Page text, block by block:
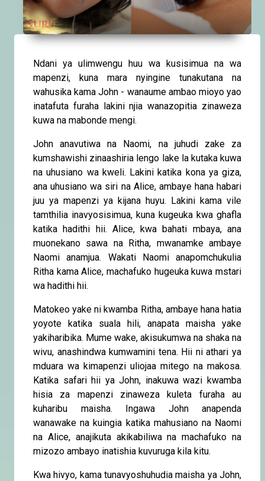
Ndani ya ulimwengu huu wa kusisimua na wa
mapenzi, kuna mara nyingine tunakutana na
wahusika kama John - wanaume ambao mioyo yao
inatafuta furaha lakini njia wanazopitia zinaweza
kuwa na mabonde mengi.
John anavutiwa na Naomi, na juhudi zake za
kumshawishi zinaashiria lengo lake la kutaka kuwa
na uhusiano wa kweli. Lakini katika kona ya giza,
ana uhusiano wa siri na Alice, ambaye hana habari
juu ya mapenzi ya kijana huyu. Lakini kama vile
tamthilia inavyosisimua, kuna kugeuka kwa ghafla
katika hadithi hii. Alice, kwa bahati mbaya, ana
muonekano sawa na Ritha, mwanamke ambaye
Naomi anamjua. Wakati Naomi anapomchukulia
Ritha kama Alice, machafuko hugeuka kuwa mstari
wa hadithi hii.
Matokeo yake ni kwamba Ritha, ambaye hana hatia
yoyote katika suala hili, anapata maisha yake
yakiharibika. Mume wake, akisukumwa na shaka na
wivu, anashindwa kumwamini tena. Hii ni athari ya
mduara wa kimapenzi uliojaa mitego na makosa.
Katika safari hii ya John, inakuwa wazi kwamba
hisia za mapenzi zinaweza kuleta furaha au
kuharibu maisha. Ingawa John anapenda
wanawake na kuingia katika mahusiano na Naomi
na Alice, anajikuta akikabiliwa na machafuko na
mizozo ambayo inatishia kuvuruga kila kitu.
Kwa hivyo, kama tunavyoshuhudia maisha ya John,